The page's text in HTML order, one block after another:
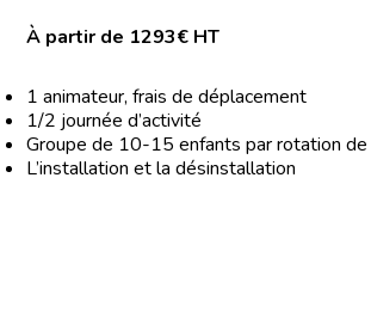
À partir de 1293€ HT
1 animateur, frais de déplacement
1/2 journée d’activité
Groupe de 10-15 enfants par rotation de
L’installation et la désinstallation